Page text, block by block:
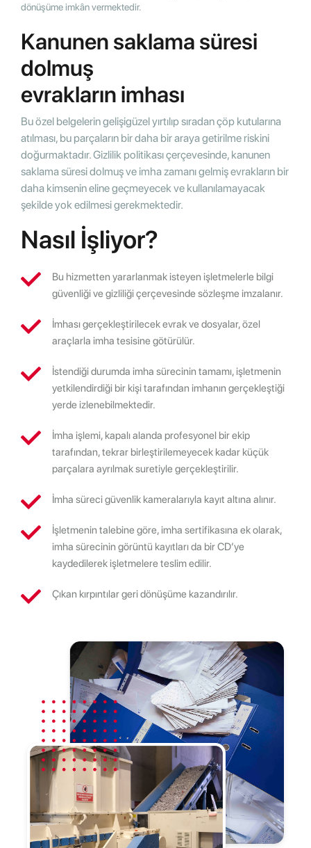
dönüşüme imkân vermektedir.
Kanunen saklama süresi
dolmuş
evrakların imhası
Bu özel belgelerin gelişigüzel yırtılıp sıradan çöp kutularına
atılması, bu parçaların bir daha bir araya getirilme riskini
doğurmaktadır. Gizlilik politikası çerçevesinde, kanunen
saklama süresi dolmuş ve imha zamanı gelmiş evrakların bir
daha kimsenin eline geçmeyecek ve kullanılamayacak
şekilde yok edilmesi gerekmektedir.
Nasıl İşliyor?
Bu hizmetten yararlanmak isteyen işletmelerle bilgi
güvenliği ve gizliliği çerçevesinde sözleşme imzalanır.
İmhası gerçekleştirilecek evrak ve dosyalar, özel
araçlarla imha tesisine götürülür.
İstendiği durumda imha sürecinin tamamı, işletmenin
yetkilendirdiği bir kişi tarafından imhanın gerçekleştiği
yerde izlenebilmektedir.
İmha işlemi, kapalı alanda profesyonel bir ekip
tarafından, tekrar birleştirilemeyecek kadar küçük
parçalara ayrılmak suretiyle gerçekleştirilir.
İmha süreci güvenlik kameralarıyla kayıt altına alınır.
İşletmenin talebine göre, imha sertifikasına ek olarak,
imha sürecinin görüntü kayıtları da bir CD’ye
kaydedilerek işletmelere teslim edilir.
Çıkan kırpıntılar geri dönüşüme kazandırılır.